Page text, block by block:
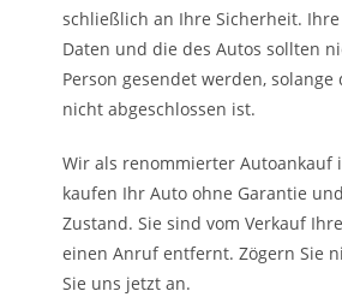
schließlich an Ihre Sicherheit.
Daten und die des Autos sollten
Person gesendet werden, solange
nicht abgeschlossen ist.
Wir als renommierter Autoankauf
kaufen Ihr Auto ohne Garantie
Zustand. Sie sind vom Verkauf
einen Anruf entfernt. Zögern Sie
Sie uns jetzt an.